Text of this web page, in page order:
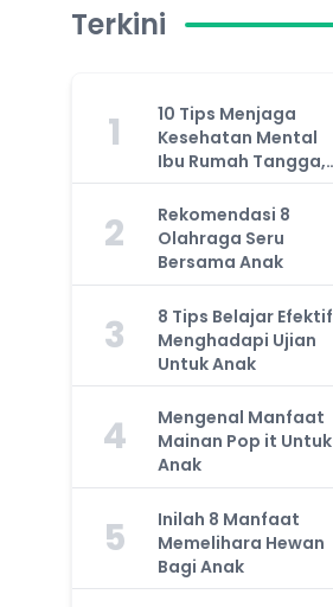
Terkini
1
10 Tips Menjaga
Kesehatan Mental
Ibu Rumah Tangga,
Jangan Anggap
Remeh!
2
Rekomendasi 8
Olahraga Seru
Bersama Anak
3
8 Tips Belajar Efektif
Menghadapi Ujian
Untuk Anak
4
Mengenal Manfaat
Mainan Pop it Untuk
Anak
5
Inilah 8 Manfaat
Memelihara Hewan
Bagi Anak